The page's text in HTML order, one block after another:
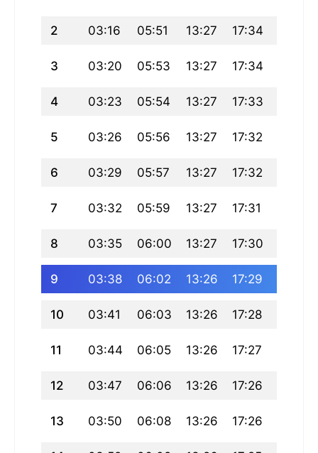
2 03:16 05:51 13:27 17:34
3 03:20 05:53 13:27 17:34
4 03:23 05:54 13:27 17:33
5 03:26 05:56 13:27 17:32
6 03:29 05:57 13:27 17:32
7 03:32 05:59 13:27 17:31
8 03:35 06:00 13:27 17:30
9 03:38 06:02 13:26 17:29
10 03:41 06:03 13:26 17:28
11 03:44 06:05 13:26 17:27
12 03:47 06:06 13:26 17:26
13 03:50 06:08 13:26 17:26